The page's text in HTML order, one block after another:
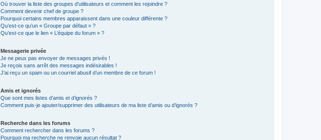
Où trouver la liste des groupes d’utilisateurs et comment les rejoindre ?
Comment devenir chef de groupe ?
Pourquoi certains membres apparaissent dans une couleur différente ?
Qu’est-ce qu’un « Groupe par défaut » ?
Qu’est-ce que le lien « L’équipe du forum » ?
Messagerie privée
Je ne peux pas envoyer de messages privés !
Je reçois sans arrêt des messages indésirables !
J’ai reçu un spam ou un courriel abusif d’un membre de ce forum !
Amis et ignorés
Que sont mes listes d’amis et d’ignorés ?
Comment puis-je ajouter/supprimer des utilisateurs de ma liste d’amis ou d’ignorés ?
Recherche dans les forums
Comment rechercher dans les forums ?
Pourquoi ma recherche ne renvoie aucun résultat ?